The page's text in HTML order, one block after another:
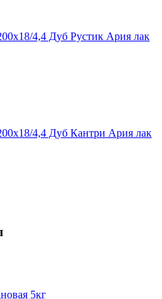
4,4 Дуб Рустик Ария лак
4,4 Дуб Кантри Ария лак
5кг